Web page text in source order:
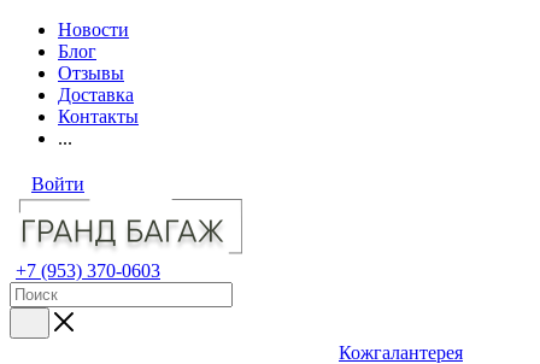
Новости
Блог
Отзывы
Доставка
Контакты
...
Войти
+7 (953) 370-0603
Кожгалантерея